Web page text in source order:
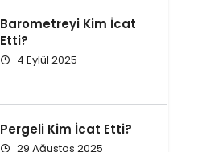
Barometreyi Kim İcat
Etti?
4 Eylül 2025
Pergeli Kim İcat Etti?
29 Ağustos 2025